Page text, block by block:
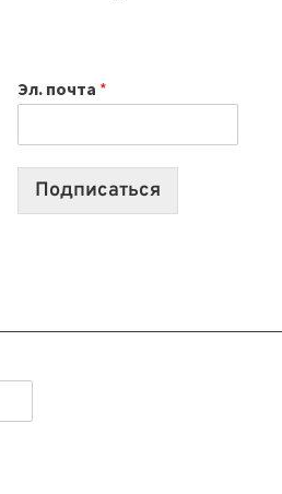
2026:
10
Эл. почта *
Подписаться